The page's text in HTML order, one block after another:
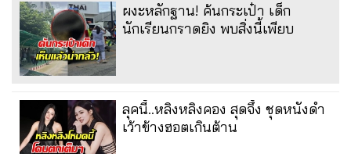
ผงะหลักฐาน! ค้นกระเป๋า เด็ก
นักเรียนกราดยิง พบสิ่งนี้เพียบ
ลุคนี้..หลิงหลิงคอง สุดจึ้ง ชุดหนังดำ
เว้าข้างฮอตเกินต้าน